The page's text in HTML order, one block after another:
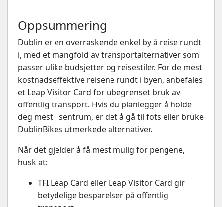
Oppsummering
Dublin er en overraskende enkel by å reise rundt
i, med et mangfold av transportalternativer som
passer ulike budsjetter og reisestiler. For de mest
kostnadseffektive reisene rundt i byen, anbefales
et Leap Visitor Card for ubegrenset bruk av
offentlig transport. Hvis du planlegger å holde
deg mest i sentrum, er det å gå til fots eller bruke
DublinBikes utmerkede alternativer.
Når det gjelder å få mest mulig for pengene,
husk at:
TFI Leap Card eller Leap Visitor Card gir
betydelige besparelser på offentlig